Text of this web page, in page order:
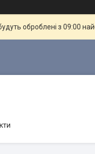
оброблені з 09:00